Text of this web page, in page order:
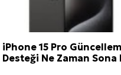
iPhone 15 Pro
Desteği Ne Zaman Sona